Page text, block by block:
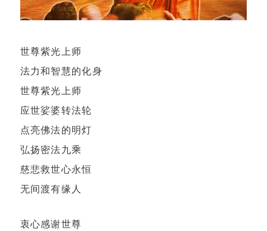
世尊紫光上师
法力和智慧的化身
世尊紫光上师
应世娑婆转法轮
点亮佛法的明灯
弘扬密法九乘
慈悲救世心永恒
无间渡有缘人
衷心感谢世尊